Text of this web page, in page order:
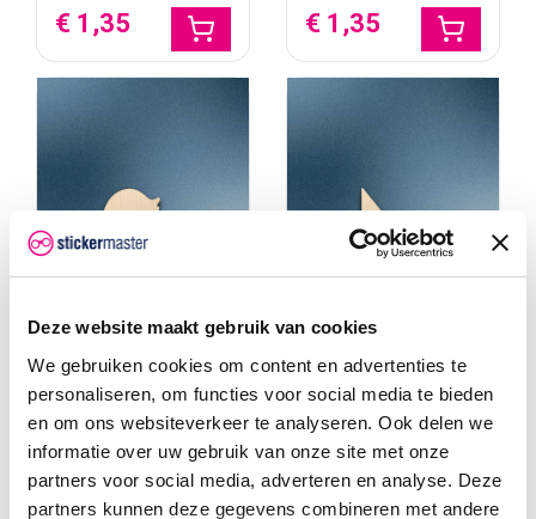
Deze website maakt gebruik van cookies
We gebruiken cookies om content en advertenties te
personaliseren, om functies voor social media te bieden
en om ons websiteverkeer te analyseren. Ook delen we
informatie over uw gebruik van onze site met onze
partners voor social media, adverteren en analyse. Deze
partners kunnen deze gegevens combineren met andere
€ 1,35 € 1,35
Houten figuur Badeend
Breng een vrolijk accent in
je interieur of kinderkamer
met het houten “Badeend”
Houten Figuur Cursor
Geef je interieur, werkplek of
kinderkamer een speels
accent met het houten